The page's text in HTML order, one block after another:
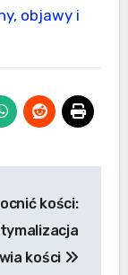
objawy i
kości:
kości